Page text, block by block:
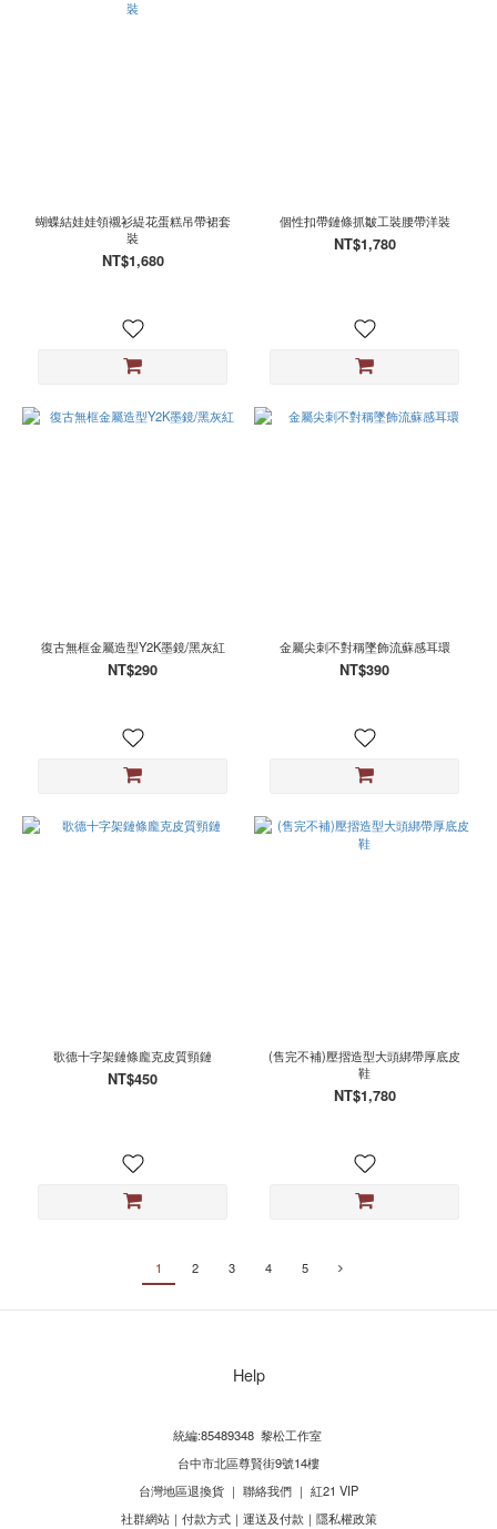
蝴蝶結娃娃領襯衫緹花蛋糕吊帶裙套
裝
NT$1,680
個性扣帶鏈條抓皺工裝腰帶洋裝
NT$1,780
復古無框金屬造型Y2K墨鏡/黑灰紅
NT$290
金屬尖刺不對稱墜飾流蘇感耳環
NT$390
歌德十字架鏈條龐克皮質頸鏈
NT$450
(售完不補)壓摺造型大頭綁帶厚底皮
鞋
NT$1,780
1 2 3 4 5
Help
統編:85489348 黎松工作室
台中市北區尊賢街9號14樓
台灣地區退換貨 ｜ 聯絡我們 ｜ 紅21 VIP
社群網站｜ 付款方式｜ 運送及付款 ｜ 隱私權政策